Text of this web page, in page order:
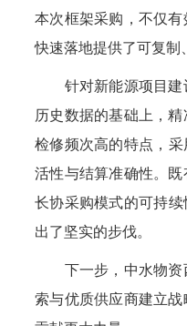
本次框架采购，不仅
快速落地提供了可复制
针对新能源项目建设
历史数据的基础上，
检修频次高的特点，
活性与结算准确性。
长协采购模式的可持
出了坚实的步伐。
下一步，中水物资西
索与优质供应商建立